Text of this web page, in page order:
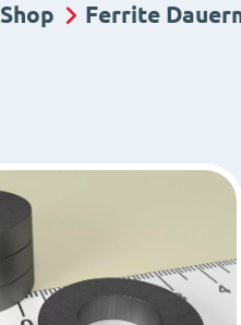
Shop Ferrite